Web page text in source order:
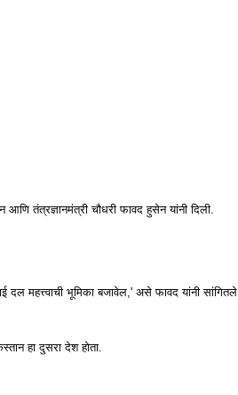
आणि तंत्रज्ञानमंत्री चौधरी फावद हुसेन यांनी दिली.
दल महत्त्वाची भूमिका बजावेल,' असे फावद यांनी सांगितले.
हा दुसरा देश होता.